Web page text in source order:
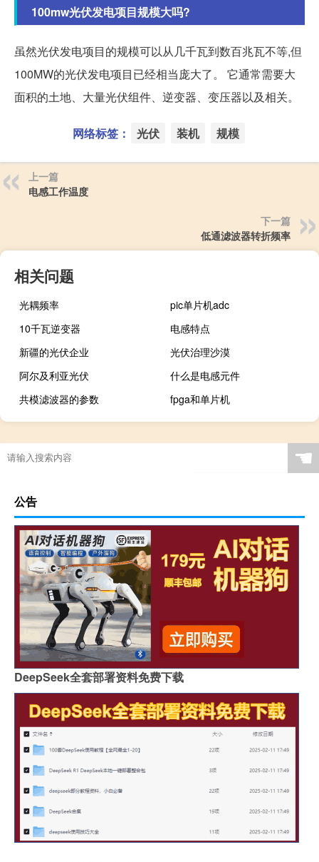
100mw光伏发电项目规模大吗?
虽然光伏发电项目的规模可以从几千瓦到数百兆瓦不等,但
100MW的光伏发电项目已经相当庞大了。 它通常需要大
面积的土地、大量光伏组件、逆变器、变压器以及相关。
网络标签： 光伏 装机 规模
上一篇
电感工作温度
下一篇
低通滤波器转折频率
相关问题
光耦频率
pic单片机adc
10千瓦逆变器
电感特点
新疆的光伏企业
光伏治理沙漠
阿尔及利亚光伏
什么是电感元件
共模滤波器的参数
fpga和单片机
☚
公告
DeepSeek全套部署资料免费下载